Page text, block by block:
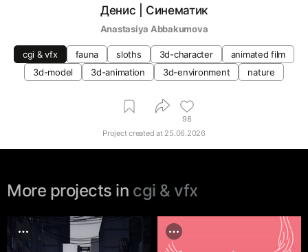
Денис | Синематик
Anastasiya Abbakumova
cgi & vfx fauna sloths 3d-character
animated film
3d-model
3d-animation 3d-environment nature
98
Project created at 25.06.2026
More projects in cgi & vfx